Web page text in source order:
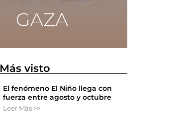
Más visto
El fenómeno El Niño llega con
fuerza entre agosto y octubre
Leer Más >>